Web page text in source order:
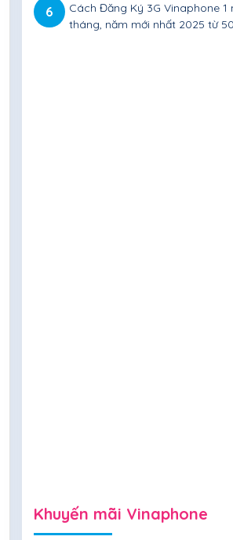
6
Cách Đăng Ký 3G Vinaphone 1
tháng, năm mới nhất 2025 từ
Khuyến mãi Vinaphone